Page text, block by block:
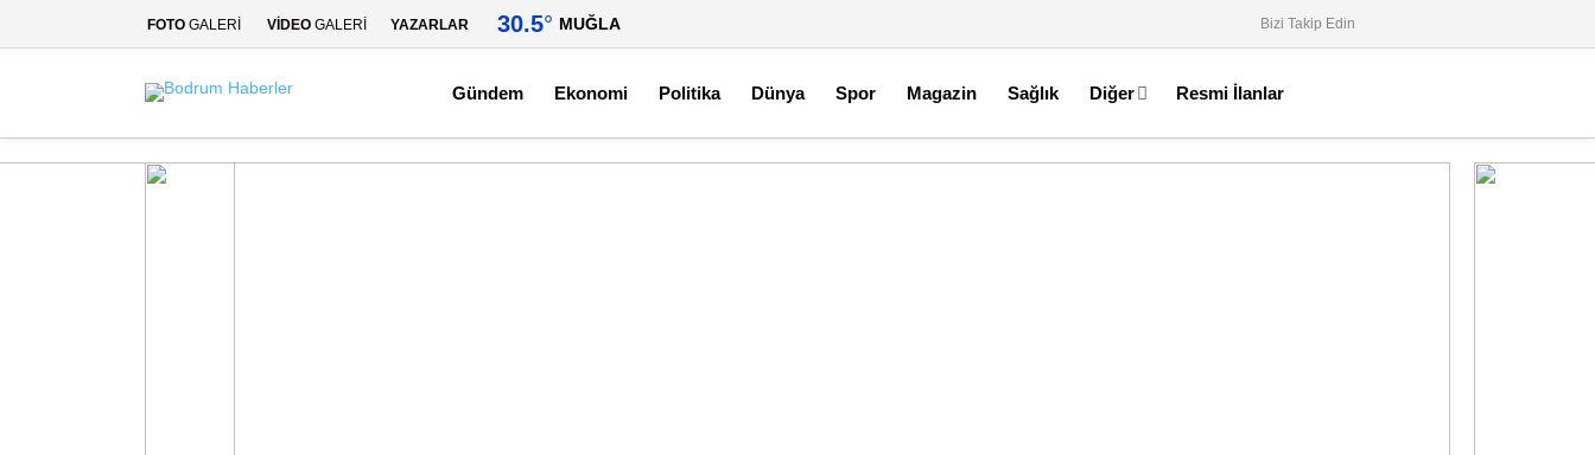
FOTO GALERİ VİDEO GALERİ YAZARLAR 30.5° MUĞLA Bizi Takip Edin
Gündem Ekonomi Politika Dünya Spor Magazin Sağlık Diğer Resmi İlanlar